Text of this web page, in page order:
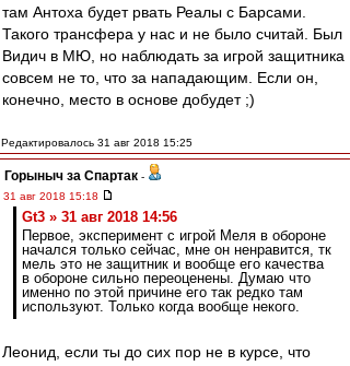
там Антоха будет рвать Реалы с Барсами.
Такого трансфера у нас и не было считай. Был
Видич в МЮ, но наблюдать за игрой защитника
совсем не то, что за нападающим. Если он,
конечно, место в основе добудет ;)
Редактировалось 31 авг 2018 15:25
Горыныч за Спартак -
31 авг 2018 15:18
Gt3 » 31 авг 2018 14:56
Первое, эксперимент с игрой Меля в обороне
начался только сейчас, мне он ненравится, тк
мель это не защитник и вообще его качества
в обороне сильно переоценены. Думаю что
именно по этой причине его так редко там
используют. Только когда вообще некого.
Леонид, если ты до сих пор не в курсе, что